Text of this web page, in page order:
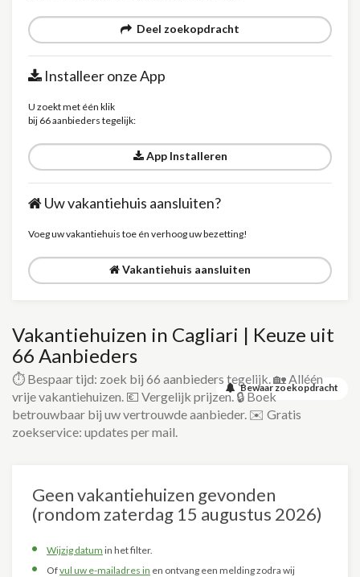
Deel zoekopdracht
Installeer onze App
U zoekt met één klik
bij 66 aanbieders tegelijk:
App Installeren
Uw vakantiehuis aansluiten?
Voeg uw vakantiehuis toe én verhoog uw bezetting!
Vakantiehuis aansluiten
Bewaar zoekopdracht
Vakantiehuizen in Cagliari | Keuze uit
66 Aanbieders
⏱️ Bespaar tijd: zoek bij 66 aanbieders tegelijk. 🏡 Alléén
vrije vakantiehuizen. 💶 Vergelijk prijzen. 🔒 Boek
betrouwbaar bij uw vertrouwde aanbieder. ✉️ Gratis
zoekservice: updates per mail.
Geen vakantiehuizen gevonden
(rondom zaterdag 15 augustus 2026)
Wijzig datum in het filter.
Ofvul uw e-mailadres in en ontvang een melding zodra wij